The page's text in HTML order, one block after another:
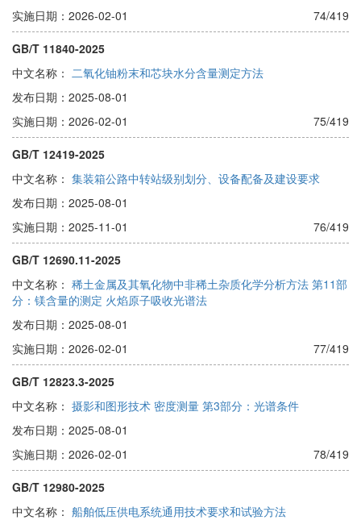
实施日期：2026-02-01 74/419
GB/T 11840-2025
中文名称： 二氧化铀粉末和芯块水分含量测定方法
发布日期：2025-08-01
实施日期：2026-02-01
75/419
GB/T 12419-2025
中文名称： 集装箱公路中转站级别划分、设备配备及建设要求
发布日期：2025-08-01
实施日期：2025-11-01
76/419
GB/T 12690.11-2025
中文名称： 稀土金属及其氧化物中非稀土杂质化学分析方法 第11部
分：镁含量的测定 火焰原子吸收光谱法
发布日期：2025-08-01
实施日期：2026-02-01
77/419
GB/T 12823.3-2025
中文名称： 摄影和图形技术 密度测量 第3部分：光谱条件
发布日期：2025-08-01
实施日期：2026-02-01
78/419
GB/T 12980-2025
中文名称： 船舶低压供电系统通用技术要求和试验方法